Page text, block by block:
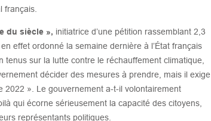
français.
du siècle », initiatrice d’une pétition rassemblant 2,3
effet ordonné la semaine dernière à l’État français
sur la lutte contre le réchauffement climatique,
décider des mesures à prendre, mais il exige
». Le gouvernement a-t-il volontairement
qui écorne sérieusement la capacité des citoyens,
représentants politiques.